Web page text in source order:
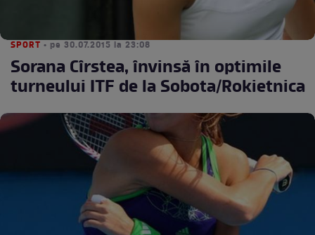
SPORT • pe 30.07.2015 la 23:08
Sorana Cîrstea, învinsă în optimile
turneului ITF de la Sobota/Rokietnica